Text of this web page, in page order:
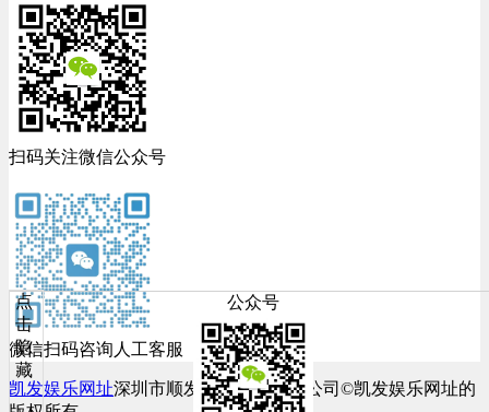
扫码关注微信公众号
微信扫码咨询人工客服
凯发娱乐网址深圳市顺发网络科技有限公司©凯发娱乐网址的
点
击
隐
藏
公众号